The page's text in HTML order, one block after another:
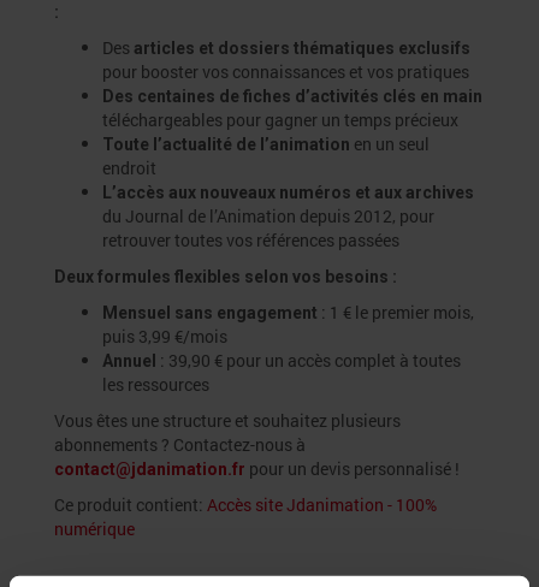
:
Des articles et dossiers thématiques exclusifs
pour booster vos connaissances et vos pratiques
Des centaines de fiches d’activités clés en main
téléchargeables pour gagner un temps précieux
Toute l’actualité de l’animation en un seul
endroit
L’accès aux nouveaux numéros et aux archives
du Journal de l’Animation depuis 2012, pour
retrouver toutes vos références passées
Deux formules flexibles selon vos besoins :
Mensuel sans engagement : 1 € le premier mois,
puis 3,99 €/mois
Annuel : 39,90 € pour un accès complet à toutes
les ressources
Vous êtes une structure et souhaitez plusieurs
abonnements ? Contactez-nous à
contact@jdanimation.fr pour un devis personnalisé !
Ce produit contient: Accès site Jdanimation - 100%
numérique